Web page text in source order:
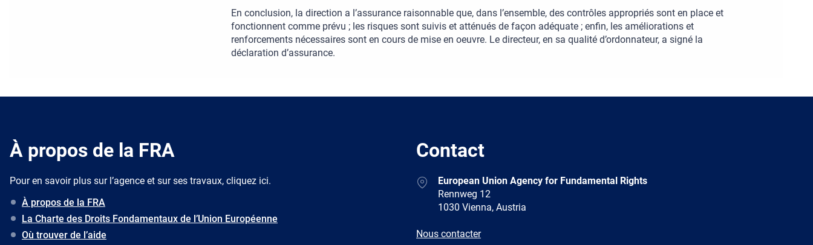
En conclusion, la direction a l’assurance raisonnable que, dans l’ensemble, des contrôles appropriés sont en place et
fonctionnent comme prévu ; les risques sont suivis et atténués de façon adéquate ; enfin, les améliorations et
renforcements nécessaires sont en cours de mise en oeuvre. Le directeur, en sa qualité d’ordonnateur, a signé la
déclaration d’assurance.
À propos de la FRA
Pour en savoir plus sur l’agence et sur ses travaux, cliquez ici.
À propos de la FRA
La Charte des Droits Fondamentaux de l’Union Européenne
Où trouver de l’aide
Contact
AddressEuropean Union Agency for Fundamental Rights
Rennweg 12
1030 Vienna, Austria
E-
Nous contacter